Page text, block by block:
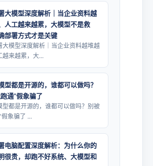
大模型深度解析｜当企业资料越
人工越来越累，大模型不是救
部署方式才是关键
大模型深度解析｜当企业资料越堆越
越来越累，大...
型都是开源的，谁都可以做吗？
通”假象骗了
型都是开源的，谁都可以做吗？别被
假象骗了 ...
电脑配置深度解析：为什么你的
很贵，却跑不好系统、大模型和